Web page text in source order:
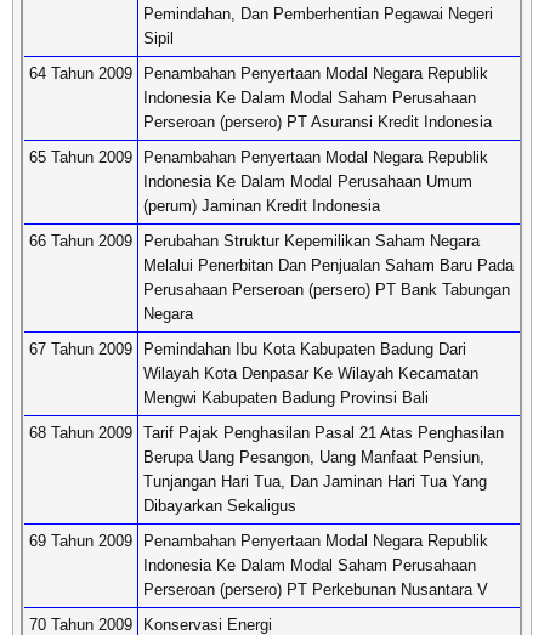
Pemindahan, Dan Pemberhentian Pegawai Negeri
Sipil
64 Tahun 2009
Penambahan Penyertaan Modal Negara Republik
Indonesia Ke Dalam Modal Saham Perusahaan
Perseroan (persero) PT Asuransi Kredit Indonesia
65 Tahun 2009
Penambahan Penyertaan Modal Negara Republik
Indonesia Ke Dalam Modal Perusahaan Umum
(perum) Jaminan Kredit Indonesia
66 Tahun 2009
Perubahan Struktur Kepemilikan Saham Negara
Melalui Penerbitan Dan Penjualan Saham Baru Pada
Perusahaan Perseroan (persero) PT Bank Tabungan
Negara
67 Tahun 2009
Pemindahan Ibu Kota Kabupaten Badung Dari
Wilayah Kota Denpasar Ke Wilayah Kecamatan
Mengwi Kabupaten Badung Provinsi Bali
68 Tahun 2009 Tarif Pajak Penghasilan Pasal 21 Atas Penghasilan
Berupa Uang Pesangon, Uang Manfaat Pensiun,
Tunjangan Hari Tua, Dan Jaminan Hari Tua Yang
Dibayarkan Sekaligus
69 Tahun 2009
Penambahan Penyertaan Modal Negara Republik
Indonesia Ke Dalam Modal Saham Perusahaan
Perseroan (persero) PT Perkebunan Nusantara V
70 Tahun 2009
Konservasi Energi